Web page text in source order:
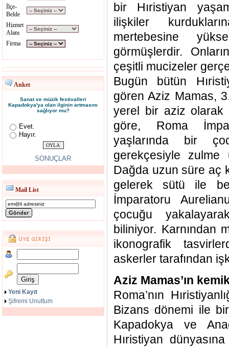
İlçe-
Belde
Hizmet
Alanı
Firma
Anket
Sanat ve müzik festivalleri
Kapadokya'ya olan ilginin artmasını
sağlıyor mu?
Evet.
Hayır.
SONUÇLAR
Mail List
Yeni Kayıt
Şifremi Unuttum
bir Hıristiyan
ilişkiler
mertebesine
görmüşlerdir.
çeşitli mucizeler
Bugün bütün
gören Aziz Mamas,
yerel bir aziz olarak
göre, Roma
yaşlarında bir
gerekçesiyle zulme
Dağda uzun süre aç
gelerek sütü ile
İmparatoru
çocuğu
biliniyor. Karnından
ikonografik
askerler tarafından
Aziz Mamas’ın
Roma’nın
Bizans dönemi ile
Kapadokya ve
Hıristiyan